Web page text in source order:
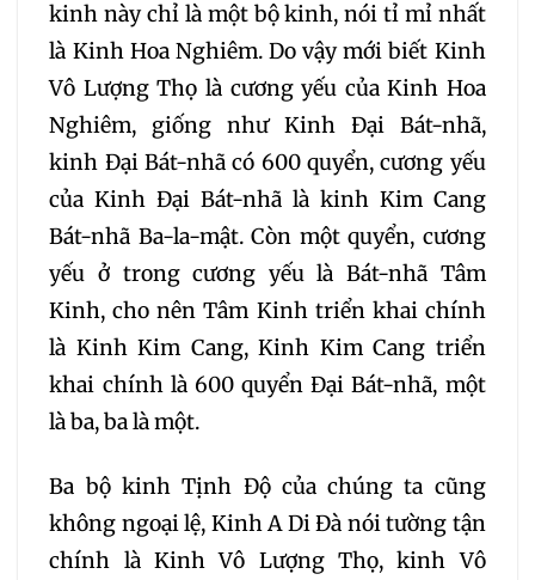
kinh này chỉ là một bộ kinh, nói tỉ mỉ nhất
là Kinh Hoa Nghiêm. Do vậy mới biết Kinh
Vô Lượng Thọ là cương yếu của Kinh Hoa
Nghiêm, giống như Kinh Đại Bát-nhã,
kinh Đại Bát-nhã có 600 quyển, cương yếu
của Kinh Đại Bát-nhã là kinh Kim Cang
Bát-nhã Ba-la-mật. Còn một quyển, cương
yếu ở trong cương yếu là Bát-nhã Tâm
Kinh, cho nên Tâm Kinh triển khai chính
là Kinh Kim Cang, Kinh Kim Cang triển
khai chính là 600 quyển Đại Bát-nhã, một
là ba, ba là một.
Ba bộ kinh Tịnh Độ của chúng ta cũng
không ngoại lệ, Kinh A Di Đà nói tường tận
chính là Kinh Vô Lượng Thọ, kinh Vô